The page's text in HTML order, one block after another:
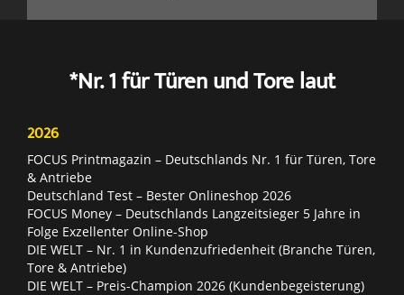
*Nr. 1 für Türen und Tore laut
2026
FOCUS Printmagazin – Deutschlands Nr. 1 für Türen, Tore
& Antriebe
Deutschland Test – Bester Onlineshop 2026
FOCUS Money – Deutschlands Langzeitsieger 5 Jahre in
Folge Exzellenter Online-Shop
DIE WELT – Nr. 1 in Kundenzufriedenheit (Branche Türen,
Tore & Antriebe)
DIE WELT – Preis-Champion 2026 (Kundenbegeisterung)